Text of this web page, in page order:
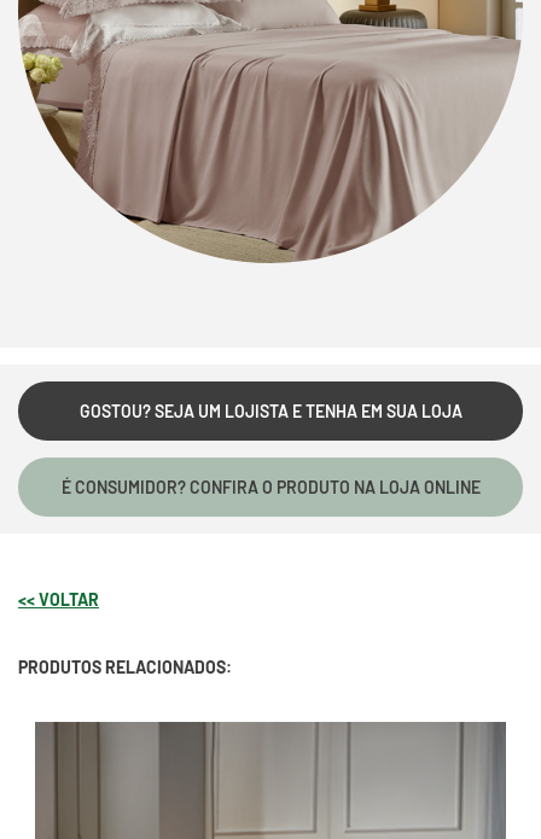
GOSTOU? SEJA UM LOJISTA E TENHA EM SUA LOJA
É CONSUMIDOR? CONFIRA O PRODUTO NA LOJA ONLINE
<< VOLTAR
PRODUTOS RELACIONADOS: